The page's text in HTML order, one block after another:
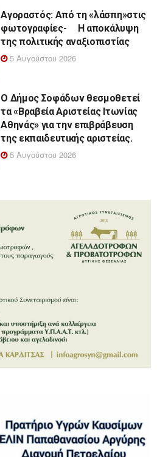
Αγοραστός: Από τη «λάσπη»στις
φωτογραφίες- Η αποκάλυψη
της πολιτικής αναξιοπιστίας
5 Αυγούστου 2026
Ο Δήμος Σοφάδων θεσμοθετεί
τα «Βραβεία Αριστείας Ιτωνίας
Αθηνάς» για την επιβράβευση
της εκπαιδευτικής αριστείας.
5 Αυγούστου 2026